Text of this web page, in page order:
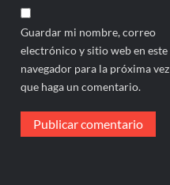
Guardar mi nombre, correo
electrónico y sitio web en este
navegador para la próxima vez
que haga un comentario.